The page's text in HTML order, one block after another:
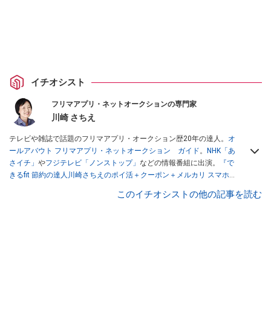
イチオシスト
フリマアプリ・ネットオークションの専門家
川崎 さちえ
テレビや雑誌で話題のフリマアプリ・オークション歴20年の達人。 オ
ールアバウト フリマアプリ・ネットオークション ガイド。
NHK「あ
さイチ」 やフジテレビ「ノンストップ」 などの情報番組に出演。
『で
きるfit 節約の達人川崎さちえのポイ活＋クーポン＋メルカリ スマホで
スマホ1つでスキマ時間に効率的に稼ぐ！』（翔泳社刊） ほか著書多
このイチオシストの他の記事を読む